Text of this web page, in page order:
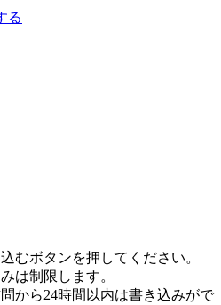
る
むボタンを押してください。
は制限します。
から24時間以内は書き込みがで